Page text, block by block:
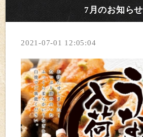
7月のお知らせ
2021-07-01 12:05:04